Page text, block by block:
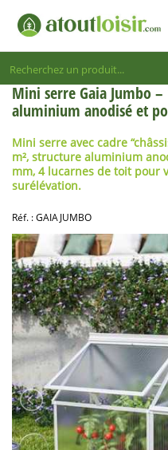
Mini serre Gaia Jumbo
aluminium anodisé et
Mini serre avec cadre
m², structure aluminium
mm, 4 lucarnes de toit pour
surélévation.
Réf. :GAIAJUMBO